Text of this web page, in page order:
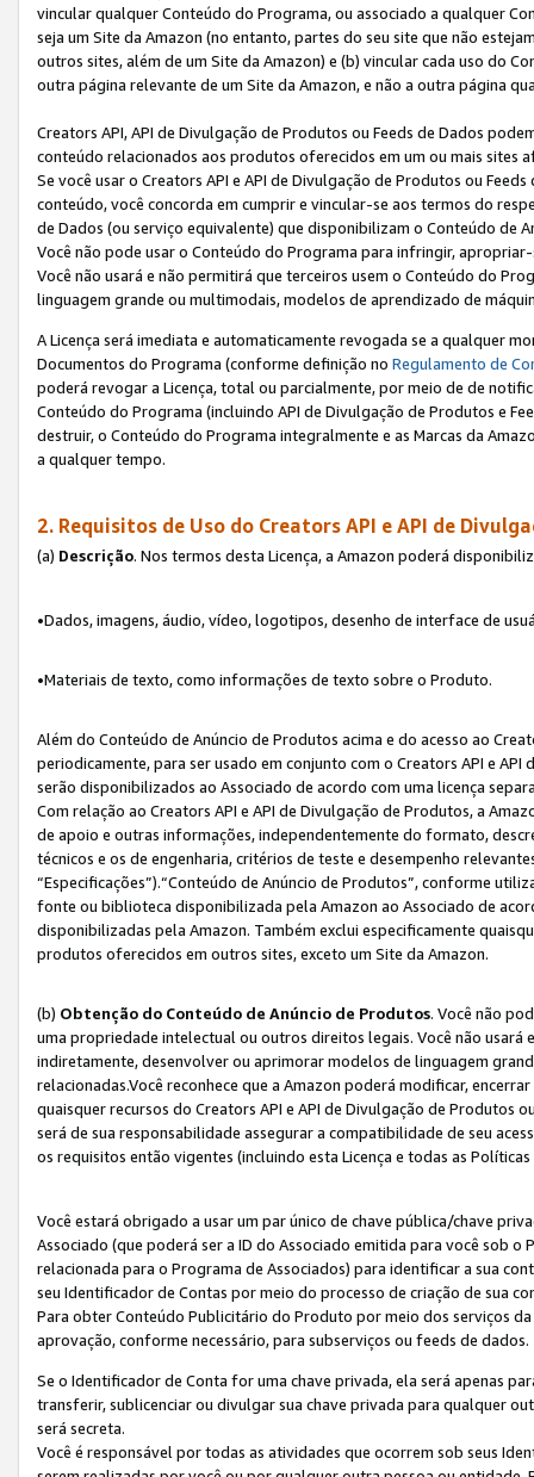
vincular qualquer Conteúdo do Programa, ou associado a qualquer
seja um Site da Amazon (no entanto, partes do seu site que não
outros sites, além de um Site da Amazon) e (b) vincular cada uso do
outra página relevante de um Site da Amazon, e não a outra página
Creators API, API de Divulgação de Produtos ou Feeds de Dados
conteúdo relacionados aos produtos oferecidos em um ou mais sites
Se você usar o Creators API e API de Divulgação de Produtos ou
conteúdo, você concorda em cumprir e vincular-se aos termos do
de Dados (ou serviço equivalente) que disponibilizam o Conteúdo de
Você não pode usar o Conteúdo do Programa para infringir,
Você não usará e não permitirá que terceiros usem o Conteúdo do
linguagem grande ou multimodais, modelos de aprendizado de
A Licença será imediata e automaticamente revogada se a qualquer
Documentos do Programa (conforme definição no Regulamento de
poderá revogar a Licença, total ou parcialmente, por meio de de
Conteúdo do Programa (incluindo API de Divulgação de Produtos e
destruir, o Conteúdo do Programa integralmente e as Marcas da
a qualquer tempo.
2. Requisitos de Uso do Creators API e API de
(a) Descrição. Nos termos desta Licença, a Amazon poderá
•Dados, imagens, áudio, vídeo, logotipos, desenho de interface de
•Materiais de texto, como informações de texto sobre o Produto.
Além do Conteúdo de Anúncio de Produtos acima e do acesso ao
periodicamente, para ser usado em conjunto com o Creators API e
serão disponibilizados ao Associado de acordo com uma licença
Com relação ao Creators API e API de Divulgação de Produtos, a
de apoio e outras informações, independentemente do formato,
técnicos e os de engenharia, critérios de teste e desempenho
“Especificações”).“Conteúdo de Anúncio de Produtos”, conforme
fonte ou biblioteca disponibilizada pela Amazon ao Associado de
disponibilizadas pela Amazon. Também exclui especificamente
produtos oferecidos em outros sites, exceto um Site da Amazon.
(b) Obtenção do Conteúdo de Anúncio de Produtos. Você não
uma propriedade intelectual ou outros direitos legais. Você não
indiretamente, desenvolver ou aprimorar modelos de linguagem
relacionadas.Você reconhece que a Amazon poderá modificar,
quaisquer recursos do Creators API e API de Divulgação de Produtos
será de sua responsabilidade assegurar a compatibilidade de seu
os requisitos então vigentes (incluindo esta Licença e todas as
Você estará obrigado a usar um par único de chave pública/chave
Associado (que poderá ser a ID do Associado emitida para você sob
relacionada para o Programa de Associados) para identificar a sua
seu Identificador de Contas por meio do processo de criação de sua
Para obter Conteúdo Publicitário do Produto por meio dos serviços
aprovação, conforme necessário, para subserviços ou feeds de dados.
Se o Identificador de Conta for uma chave privada, ela será apenas
transferir, sublicenciar ou divulgar sua chave privada para qualquer
será secreta.
Você é responsável por todas as atividades que ocorrem sob seus